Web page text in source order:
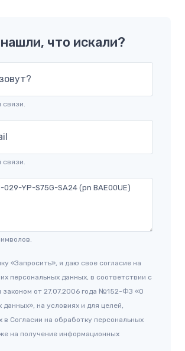
что искали?
«Запросить», я даю свое согласие на
персональных данных, в соответствии с
от 27.07.2006 года №152-ФЗ «О
данных», на условиях и для целей,
в Согласии на обработку персональных
на получение информационных